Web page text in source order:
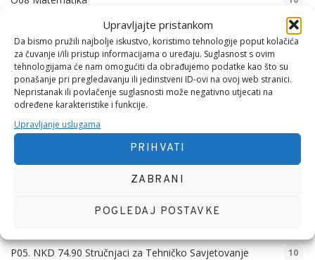
Upravljajte pristankom
Da bismo pružili najbolje iskustvo, koristimo tehnologije poput kolačića
za čuvanje i/ili pristup informacijama o uređaju. Suglasnost s ovim
tehnologijama će nam omogućiti da obrađujemo podatke kao što su
ponašanje pri pregledavanju ili jedinstveni ID-ovi na ovoj web stranici.
Nepristanak ili povlačenje suglasnosti može negativno utjecati na
određene karakteristike i funkcije.
Upravljanje uslugama
PRIHVATI
ZABRANI
POGLEDAJ POSTAVKE
10
O10 Kemija
O11 Biologija
P01. NKD 70.22 Strateško Planiranje i Poslovno Savjetovanje
P02. NKD 47.91 Internetska prodaja na malo
P03. NKD 60.02 Stručnjaci za Softversko Savjetovanje
P04. NKD 73.11 Eksperti za Marketing i Marketinško
P05. NKD 74.90 Stručnjaci za Tehničko Savjetovanje 10